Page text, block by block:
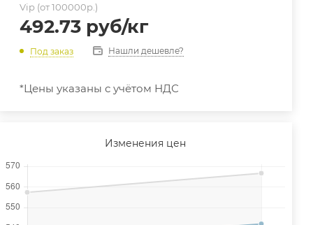
Vip (от 100000р.)
492.73 руб/кг
Под заказ Нашли дешевле?
*Цены указаны с учётом НДС
Изменения цен